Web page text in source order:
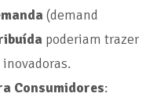
(demand
poderiam trazer
inovadoras.
Consumidores: